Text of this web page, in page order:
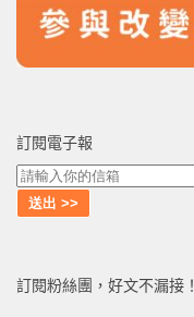
訂閱電子報
訂閱粉絲團，好文不漏接！